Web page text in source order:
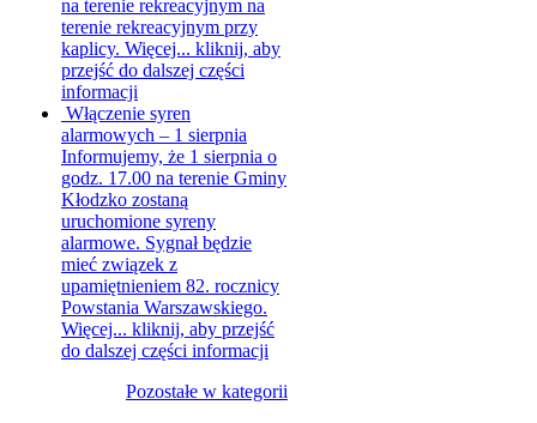
na terenie rekreacyjnym na
terenie rekreacyjnym przy
kaplicy. Więcej... kliknij, aby
przejść do dalszej części
informacji
Włączenie syren
alarmowych – 1 sierpnia
Informujemy, że 1 sierpnia o
godz. 17.00 na terenie Gminy
Kłodzko zostaną
uruchomione syreny
alarmowe. Sygnał będzie
mieć związek z
upamiętnieniem 82. rocznicy
Powstania Warszawskiego.
Więcej... kliknij, aby przejść
do dalszej części informacji
Pozostałe w kategorii